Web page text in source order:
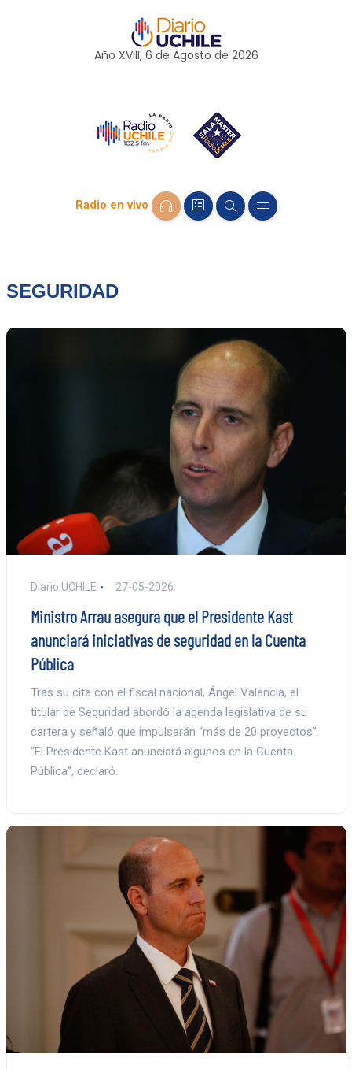
Año XVIII, 6 de Agosto de 2026
Radio en vivo
SEGURIDAD
Diario UCHILE 27-05-2026
Ministro Arrau asegura que el Presidente Kast
anunciará iniciativas de seguridad en la Cuenta
Pública
Tras su cita con el fiscal nacional, Ángel Valencia, el
titular de Seguridad abordó la agenda legislativa de su
cartera y señaló que impulsarán “más de 20 proyectos”.
“El Presidente Kast anunciará algunos en la Cuenta
Pública”, declaró.